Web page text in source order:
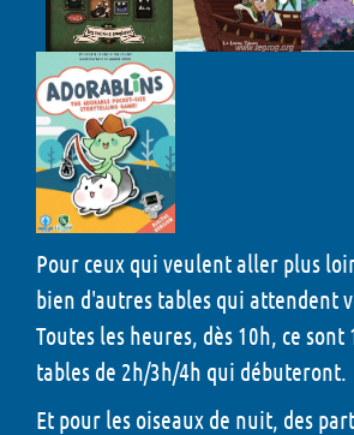
Pour ceux qui veulent aller plus
bien d'autres tables qui attendent
Toutes les heures, dès 10h, ce sont
tables de 2h/3h/4h qui débuteront.
Et pour les oiseaux de nuit, des